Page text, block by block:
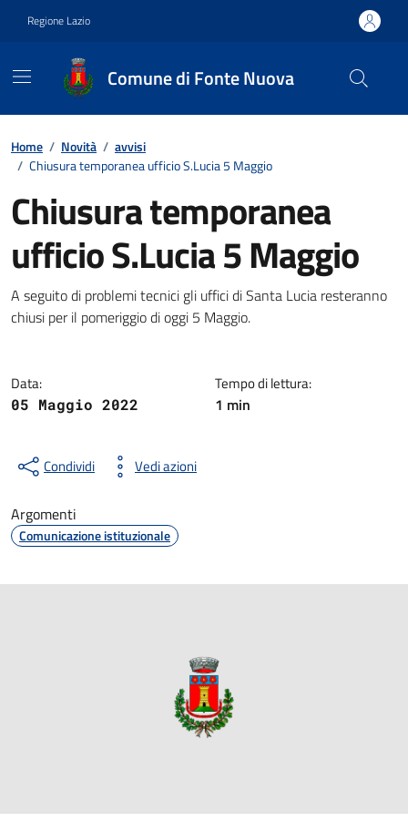
Regione Lazio
Comune di Fonte Nuova
Contenuti in evidenza
Home / Novità / avvisi
/ Chiusura temporanea ufficio S.Lucia 5 Maggio
Chiusura temporanea
ufficio S.Lucia 5 Maggio
Dettagli della notizia
A seguito di problemi tecnici gli uffici di Santa Lucia resteranno
chiusi per il pomeriggio di oggi 5 Maggio.
Data:
05 Maggio 2022
Tempo di lettura:
1 min
Condividi Vedi azioni
Argomenti
Comunicazione istituzionale